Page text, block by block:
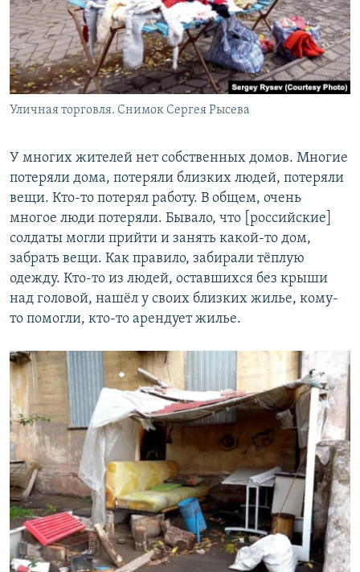
Уличная торговля. Снимок Сергея Рысева
У многих жителей нет собственных домов. Многие
потеряли дома, потеряли близких людей, потеряли
вещи. Кто-то потерял работу. В общем, очень
многое люди потеряли. Бывало, что [российские]
солдаты могли прийти и занять какой-то дом,
забрать вещи. Как правило, забирали тёплую
одежду. Кто-то из людей, оставшихся без крыши
над головой, нашёл у своих близких жилье, кому-
то помогли, кто-то арендует жилье.